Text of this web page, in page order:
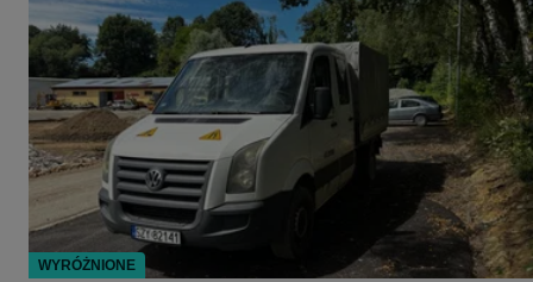
WYRÓŻNIONE